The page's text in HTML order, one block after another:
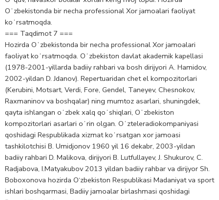
Oʻzbekistonda bir necha professional Xor jamoalari faoliyat
koʻrsatmoqda.
=== Taqdimot 7 ===
Hozirda Oʻzbekistonda bir necha professional Xor jamoalari
faoliyat koʻrsatmoqda. Oʻzbekiston davlat akademik kapellasi
(1978-2001-yillarda badiiy rahbari va bosh dirijyori A. Hamidov,
2002-yildan D. Jdanov). Repertuaridan chet el kompozitorlari
(Kerubini, Motsart, Verdi, Fore, Gendel, Taneyev, Chesnokov,
Raxmaninov va boshqalar) ning mumtoz asarlari, shuningdek,
qayta ishlangan oʻzbek xalq qoʻshiqlari, Oʻzbekiston
kompozitorlari asarlari oʻrin olgan. Oʻzteleradiokompaniyasi
qoshidagi Respublikada xizmat koʻrsatgan xor jamoasi
tashkilotchisi B. Umidjonov 1960 yil 16 dekabr, 2003-yildan
badiiy rahbari D. Malikova, dirijyori B. Lutfullayev, J. Shukurov, C.
Radjabova, I.Matyakubov 2013 yildan badiiy rahbar va dirijyor Sh.
Boboxonova hozirda O‘zbekiston Respublikasi Madaniyat va sport
ishlari boshqarmasi, Badiiy jamoalar birlashmasi qoshidagi